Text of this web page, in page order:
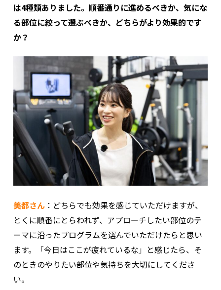
は4種類ありました。順番通りに進めるべきか、気にな
る部位に絞って選ぶべきか、どちらがより効果的です
か？
美都さん：どちらでも効果を感じていただけますが、
とくに順番にとらわれず、アプローチしたい部位のテ
ーマに沿ったプログラムを選んでいただけたらと思い
ます。「今日はここが疲れているな」と感じたら、そ
のときのやりたい部位や気持ちを大切にしてくださ
い。